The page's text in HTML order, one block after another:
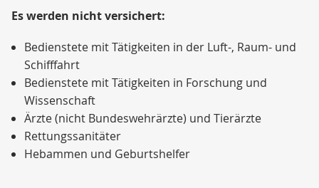
Es werden nicht versichert:
Bedienstete mit Tätigkeiten in der Luft-, Raum- und
Schifffahrt
Bedienstete mit Tätigkeiten in Forschung und
Wissenschaft
Ärzte (nicht Bundeswehrärzte) und Tierärzte
Rettungssanitäter
Hebammen und Geburtshelfer